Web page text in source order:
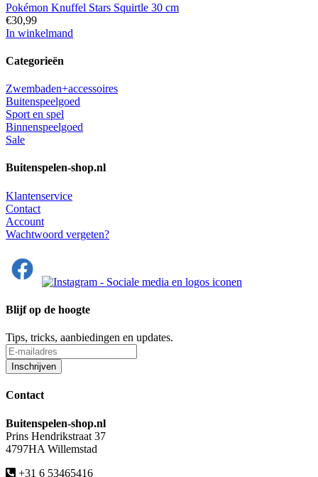
Pokémon Knuffel Stars Squirtle 30 cm
€30,99
In winkelmand
Categorieën
Zwembaden+accessoires
Buitenspeelgoed
Sport en spel
Binnenspeelgoed
Sale
Buitenspelen-shop.nl
Klantenservice
Contact
Account
Wachtwoord vergeten?
Blijf op de hoogte
Tips, tricks, aanbiedingen en updates.
Contact
Buitenspelen-shop.nl
Prins Hendrikstraat 37
4797HA Willemstad
+31 6 53465416